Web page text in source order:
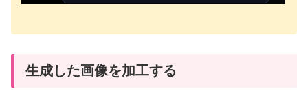
生成した画像を加工する